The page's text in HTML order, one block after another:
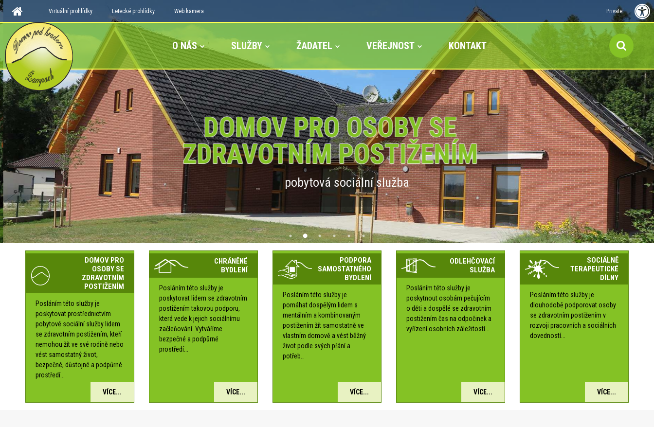
Virtuální prohlídky Letecké prohlídky Web kamera Private
O NÁS SLUŽBY ŽADATEL VEŘEJNOST KONTAKT
DOMOV PRO OSOBY SE
ZDRAVOTNÍM POSTIŽENÍM
pobytová sociální služba
DOMOV PRO
OSOBY SE
ZDRAVOTNÍM
POSTIŽENÍM
Posláním této služby je
poskytovat prostřednictvím
pobytové sociální služby lidem
se zdravotním postižením, kteří
nemohou žít ve své rodině nebo
vést samostatný život,
bezpečné, důstojné a podpůrné
prostředí...
VÍCE...
CHRÁNĚNÉ
BYDLENÍ
Posláním této služby je
poskytovat lidem se zdravotním
postižením takovou podporu,
která vede k jejich sociálnímu
začleňování. Vytváříme
bezpečné a podpůrné
prostředí...
VÍCE...
PODPORA
SAMOSTATNÉHO
BYDLENÍ
Posláním této služby je
pomáhat dospělým lidem s
mentálním a kombinovaným
postižením žít samostatně ve
vlastním domově a vést běžný
život podle svých přání a
potřeb…
VÍCE...
ODLEHČOVACÍ
SLUŽBA
Posláním této služby je
poskytnout osobám pečujícím
o děti a dospělé se zdravotním
postižením čas na odpočinek a
vyřízení osobních záležitostí...
VÍCE...
SOCIÁLNĚ
TERAPEUTICKÉ
DÍLNY
Posláním této služby je
dlouhodobě podporovat osoby
se zdravotním postižením v
rozvoji pracovních a sociálních
dovedností...
VÍCE...